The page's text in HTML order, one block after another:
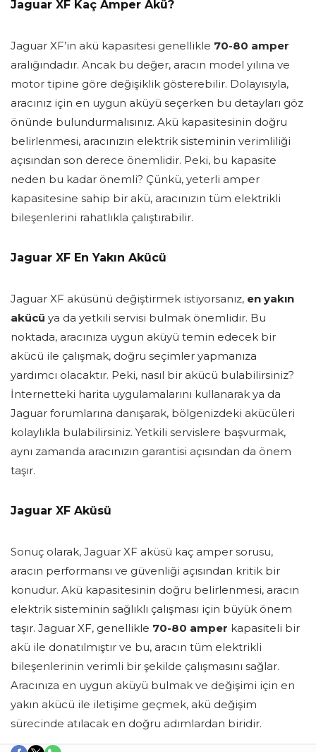
Jaguar XF Kaç Amper Akü?
Jaguar XF’in akü kapasitesi genellikle 70-80 amper
aralığındadır. Ancak bu değer, aracın model yılına ve
motor tipine göre değişiklik gösterebilir. Dolayısıyla,
aracınız için en uygun aküyü seçerken bu detayları göz
önünde bulundurmalısınız. Akü kapasitesinin doğru
belirlenmesi, aracınızın elektrik sisteminin verimliliği
açısından son derece önemlidir. Peki, bu kapasite
neden bu kadar önemli? Çünkü, yeterli amper
kapasitesine sahip bir akü, aracınızın tüm elektrikli
bileşenlerini rahatlıkla çalıştırabilir.
Jaguar XF En Yakın Akücü
Jaguar XF aküsünü değiştirmek istiyorsanız, en yakın
akücü ya da yetkili servisi bulmak önemlidir. Bu
noktada, aracınıza uygun aküyü temin edecek bir
akücü ile çalışmak, doğru seçimler yapmanıza
yardımcı olacaktır. Peki, nasıl bir akücü bulabilirsiniz?
İnternetteki harita uygulamalarını kullanarak ya da
Jaguar forumlarına danışarak, bölgenizdeki akücüleri
kolaylıkla bulabilirsiniz. Yetkili servislere başvurmak,
aynı zamanda aracınızın garantisi açısından da önem
taşır.
Jaguar XF Aküsü
Sonuç olarak, Jaguar XF aküsü kaç amper sorusu,
aracın performansı ve güvenliği açısından kritik bir
konudur. Akü kapasitesinin doğru belirlenmesi, aracın
elektrik sisteminin sağlıklı çalışması için büyük önem
taşır. Jaguar XF, genellikle 70-80 amper kapasiteli bir
akü ile donatılmıştır ve bu, aracın tüm elektrikli
bileşenlerinin verimli bir şekilde çalışmasını sağlar.
Aracınıza en uygun aküyü bulmak ve değişimi için en
yakın akücü ile iletişime geçmek, akü değişim
sürecinde atılacak en doğru adımlardan biridir.